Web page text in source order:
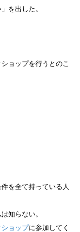
を出した。
ョップを行うとのこ
を全て持っている人
知らない。
ショップに参加してく